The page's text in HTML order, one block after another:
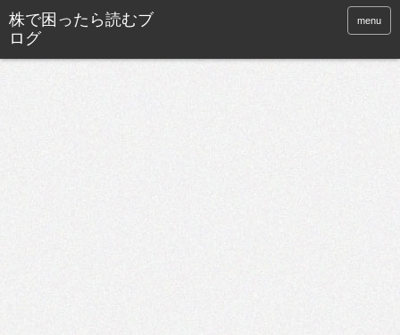
株で困ったら読むブ
ログ
menu